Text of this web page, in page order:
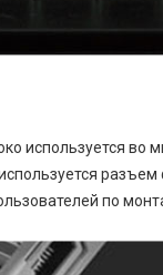
используется во
по